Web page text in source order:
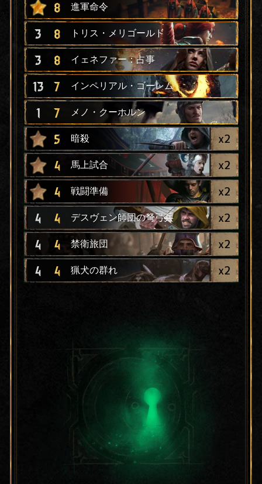
8 進軍命令
3 8 トリス・メリゴールド
3 8 イェネファー：占事
13 7 インペリアル・ゴーレム
1 7 メノ・クーホルン
5 暗殺 x2
4 馬上試合 x2
4 戦闘準備 x2
4 4 デスヴェン師団の弩弓兵 x2
4 4 禁衛旅団 x2
4 4 猟犬の群れ x2